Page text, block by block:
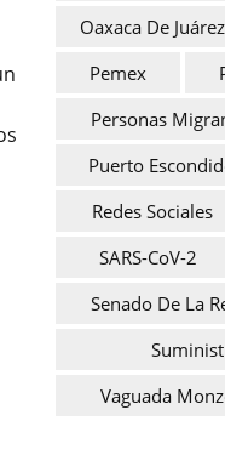
Oaxaca De Juárez
Pemex
Personas
Puerto
Redes Sociales
SARS-CoV-2
Senado De La
Vaguada